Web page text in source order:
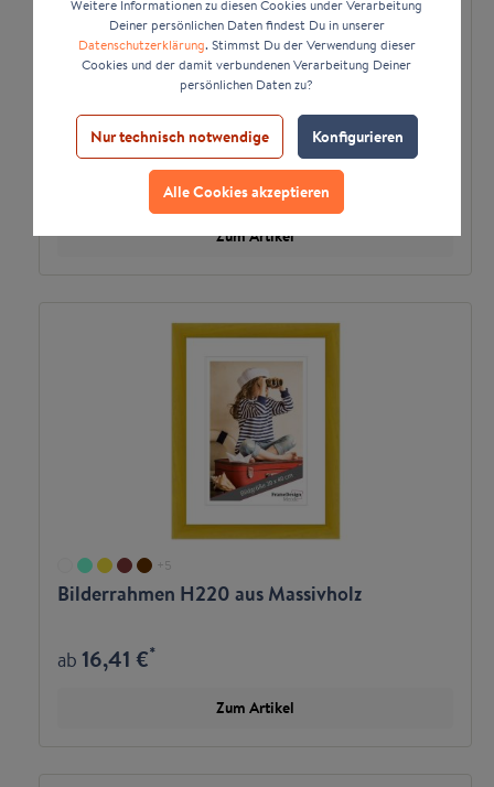
Bilderrahmen H790 Strandhaus aus
Massivholz
*
Zum Artikel
+5
Bilderrahmen H220 aus Massivholz
ab16,41 €*
Zum Artikel
Weitere Informationen zu diesen Cookies under Verarbeitung
Deiner persönlichen Daten findest Du in unserer
Datenschutzerklärung. Stimmst Du der Verwendung dieser
Cookies und der damit verbundenen Verarbeitung Deiner
persönlichen Daten zu?
Nur technisch notwendige Konfigurieren
Alle Cookies akzeptieren